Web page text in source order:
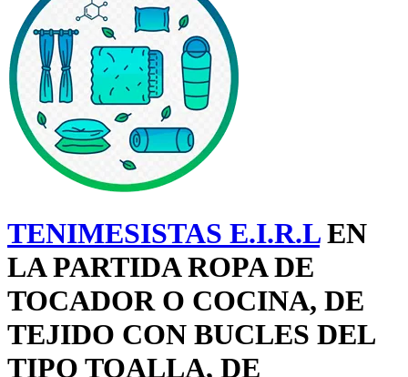
TENIMESISTAS E.I.R.LEN
LA PARTIDA ROPA DE
TOCADOR O COCINA, DE
TEJIDO CON BUCLES DEL
TIPO TOALLA, DE